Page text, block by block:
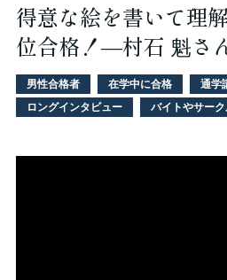
得意な絵を書いて理
位合格！—村石 魁さ
男性合格者 在学中に合格
通学
ロングインタビュー
バイトやサー